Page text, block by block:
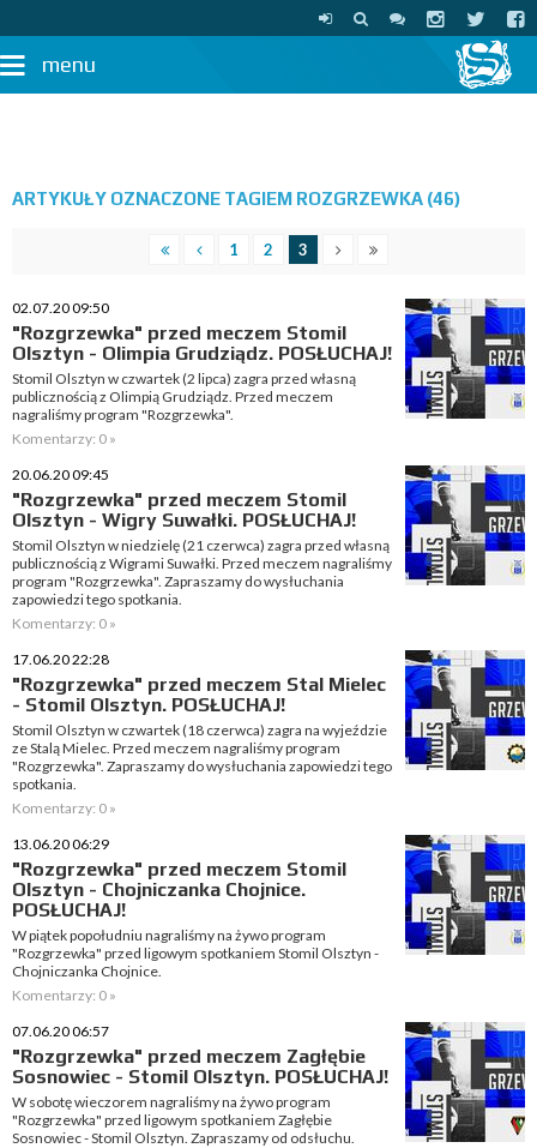
menu
ARTYKUŁY OZNACZONE TAGIEM ROZGRZEWKA (46)
1 2 3
02.07.20 09:50
"Rozgrzewka" przed meczem Stomil
Olsztyn - Olimpia Grudziądz. POSŁUCHAJ!
Stomil Olsztyn w czwartek (2 lipca) zagra przed własną
publicznością z Olimpią Grudziądz. Przed meczem
nagraliśmy program "Rozgrzewka".
Komentarzy: 0 »
20.06.20 09:45
"Rozgrzewka" przed meczem Stomil
Olsztyn - Wigry Suwałki. POSŁUCHAJ!
Stomil Olsztyn w niedzielę (21 czerwca) zagra przed własną
publicznością z Wigrami Suwałki. Przed meczem nagraliśmy
program "Rozgrzewka". Zapraszamy do wysłuchania
zapowiedzi tego spotkania.
Komentarzy: 0 »
17.06.20 22:28
"Rozgrzewka" przed meczem Stal Mielec
- Stomil Olsztyn. POSŁUCHAJ!
Stomil Olsztyn w czwartek (18 czerwca) zagra na wyjeździe
ze Stalą Mielec. Przed meczem nagraliśmy program
"Rozgrzewka". Zapraszamy do wysłuchania zapowiedzi tego
spotkania.
Komentarzy: 0 »
13.06.20 06:29
"Rozgrzewka" przed meczem Stomil
Olsztyn - Chojniczanka Chojnice.
POSŁUCHAJ!
W piątek popołudniu nagraliśmy na żywo program
"Rozgrzewka" przed ligowym spotkaniem Stomil Olsztyn -
Chojniczanka Chojnice.
Komentarzy: 0 »
07.06.20 06:57
"Rozgrzewka" przed meczem Zagłębie
Sosnowiec - Stomil Olsztyn. POSŁUCHAJ!
W sobotę wieczorem nagraliśmy na żywo program
"Rozgrzewka" przed ligowym spotkaniem Zagłębie
Sosnowiec - Stomil Olsztyn. Zapraszamy od odsłuchu.